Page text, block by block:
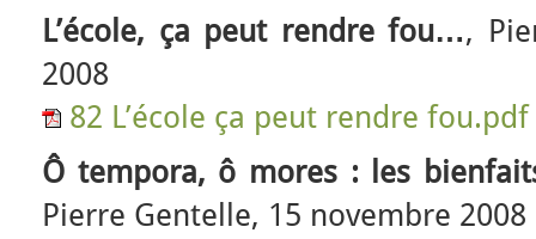
L’école, ça peut rendre fou…,
2008
82 L’école ça peut rendre fou.pdf
Ô tempora, ô mores : les
Pierre Gentelle, 15 novembre 2008